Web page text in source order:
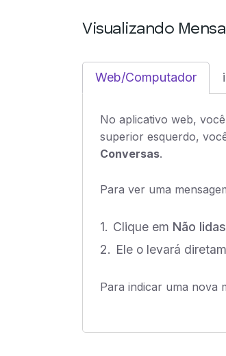
Visualizando
Web/Computador
No aplicativo web,
superior esquerdo,
Conversas.
Para ver uma
Clique em Não lidas
Ele o levará
Para indicar uma nova